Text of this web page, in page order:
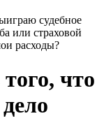
судебное
или страховой
расходы?
что